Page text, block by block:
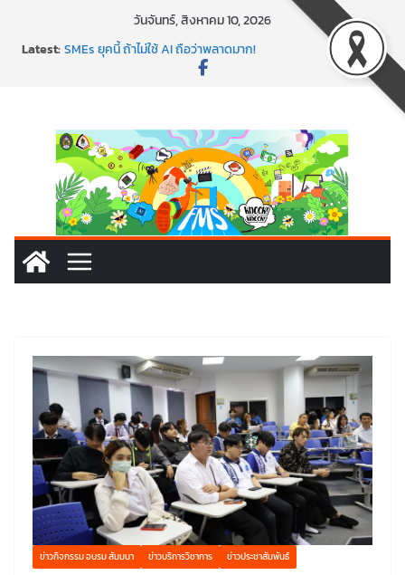
วันจันทร์, สิงหาคม 10, 2026
Latest:พาธุรกิจท้องถิ่นสู่ตลาดโลก ด้วยเทคโนโลยี AI!
SMEs ยุคนี้ ถ้าไม่ใช้ AI ถือว่าพลาดมาก!
พร้อมลุยแล้ว! ปักหมุดโรดแมป AI อัปสกิลธุรกิจให้พุ่งทะยาน
ข่าวกิจกรรม อบรม สัมมนา ข่าวบริการวิชาการ ข่าวประชาสัมพันธ์